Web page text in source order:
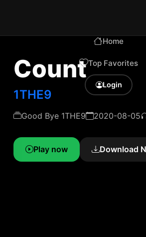
Home
Top Favorites
Login
Count
1THE9
Good Bye 1THE9 2020-08-05
Play now Download